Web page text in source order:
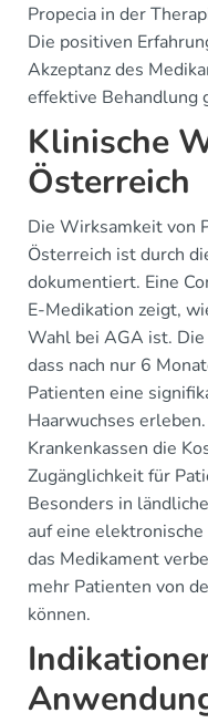
Propecia in der
Die positiven
Akzeptanz des
effektive Behandlung
Klinische
Österreich
Die Wirksamkeit von
Österreich ist durch
dokumentiert. Eine
E-Medikation zeigt,
Wahl bei AGA ist.
dass nach nur 6
Patienten eine
Haarwuchses
Krankenkassen die
Zugänglichkeit für
Besonders in
auf eine
das Medikament
mehr Patienten von
können.